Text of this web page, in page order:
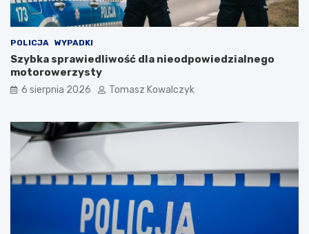
POLICJA WYPADKI
Szybka sprawiedliwość dla nieodpowiedzialnego
motorowerzysty
6 sierpnia 2026 Tomasz Kowalczyk